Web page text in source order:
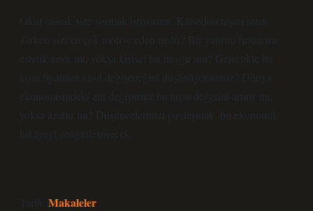
Okur olarak size sormak istiyorum: Kalsedon taşını satın
alırken sizi en çok motive eden nedir? Bir yatırım fırsatı mı,
estetik zevk mi, yoksa kişisel bir duygu mu? Gelecekte bu
taşın fiyatının nasıl değişeceğini düşünüyorsunuz? Dünya
ekonomisindeki ani değişimler bu taşın değerini artırır mı,
yoksa azaltır mı? Düşüncelerinizi paylaşmak, bu ekonomik
hikâyeyi zenginleştirecek.
Tarih: Makaleler